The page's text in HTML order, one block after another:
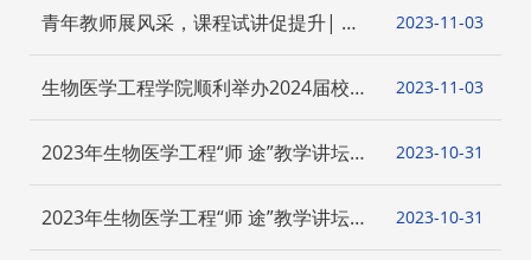
程建设立项
青年教师展风采，课程试讲促提升| 生
物医学工程学院举行2023年秋季学期新
教师课程试讲活动
03
2023-11
生物医学工程学院顺利举办2024届校企
合作本科毕业设计课题交流会
03
2023-11
2023年生物医学工程“师 途”教学讲坛第
一期 “产学合作协同育人项目申报解
析”顺利举办
31
2023-10
2023年生物医学工程“师 途”教学讲坛第
二期 “教师教学创新大赛经验分享”顺利
31
2023-10